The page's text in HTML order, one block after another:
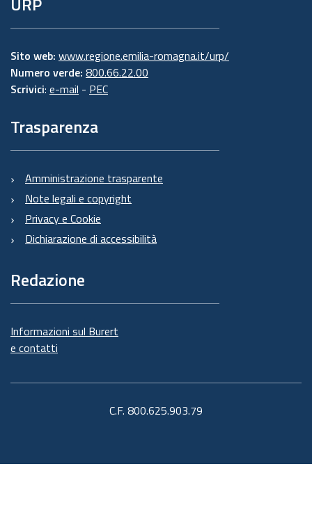
Sito web: www.regione.emilia-romagna.it/urp/
Numero verde: 800.66.22.00
Scrivici: e-mail - PEC
Trasparenza
Amministrazione trasparente
Note legali e copyright
Privacy e Cookie
Dichiarazione di accessibilità
Redazione
Informazioni sul Burert
e contatti
C.F. 800.625.903.79